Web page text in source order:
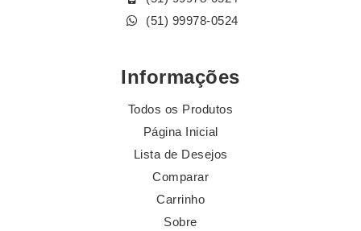
(51) 99978-0524
Informações
Todos os Produtos
Página Inicial
Lista de Desejos
Comparar
Carrinho
Sobre